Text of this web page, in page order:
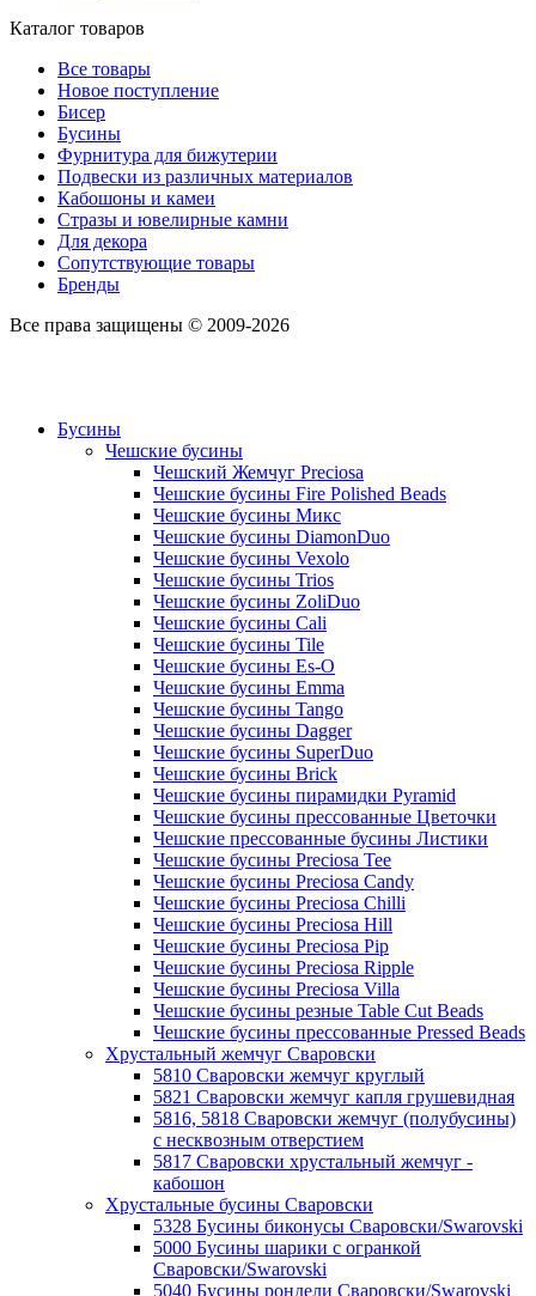
Каталог товаров
Все товары
Новое поступление
Бисер
Бусины
Фурнитура для бижутерии
Подвески из различных материалов
Кабошоны и камеи
Стразы и ювелирные камни
Для декора
Сопутствующие товары
Бренды
Все права защищены © 2009-2026
Бусины
Чешские бусины
Чешский Жемчуг Preciosa
Чешские бусины Fire Polished Beads
Чешские бусины Микс
Чешские бусины DiamonDuo
Чешские бусины Vexolo
Чешские бусины Trios
Чешские бусины ZoliDuo
Чешские бусины Cali
Чешские бусины Tile
Чешские бусины Es-O
Чешские бусины Emma
Чешские бусины Tango
Чешские бусины Dagger
Чешские бусины SuperDuo
Чешские бусины Brick
Чешские бусины пирамидки Pyramid
Чешские бусины прессованные Цветочки
Чешские прессованные бусины Листики
Чешские бусины Preciosa Tee
Чешские бусины Preciosa Candy
Чешские бусины Preciosa Chilli
Чешские бусины Preciosa Hill
Чешские бусины Preciosa Pip
Чешские бусины Preciosa Ripple
Чешские бусины Preciosa Villa
Чешские бусины резные Table Cut Beads
Чешские бусины прессованные Pressed Beads
Хрустальный жемчуг Сваровски
5810 Сваровски жемчуг круглый
5821 Сваровски жемчуг капля грушевидная
5816, 5818 Сваровски жемчуг (полубусины)
с несквозным отверстием
5817 Сваровски хрустальный жемчуг -
кабошон
Хрустальные бусины Сваровски
5328 Бусины биконусы Сваровски/Swarovski
5000 Бусины шарики с огранкой
Сваровски/Swarovski
5040 Бусины рондели Сваровски/Swarovski